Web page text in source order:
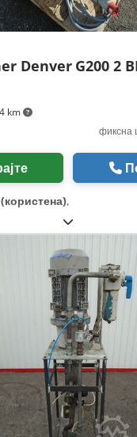
km
Denver G200 2
фиксна
,